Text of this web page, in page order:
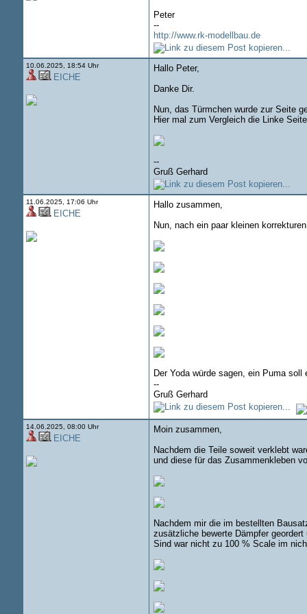
Peter
--
http://www.rk-modellbau.de
10.06.2025, 18:54 Uhr
EICHE
Hallo Peter,
Danke Dir.
Nun, das Türmchen wurde zur Seite
Hier mal zum Vergleich die Linke
--
Gruß Gerhard
11.06.2025, 17:06 Uhr
EICHE
Hallo zusammen,
Nun, nach ein paar kleinen
Der Yoda würde sagen, ein Puma
--
Gruß Gerhard
14.06.2025, 08:00 Uhr
EICHE
Moin zusammen,
Nachdem die Teile soweit verklebt
und diese für das Zusammenkleben
Nachdem mir die im bestellten
zusätzliche bewerte Dämpfer
Sind war nicht zu 100 % Scale im